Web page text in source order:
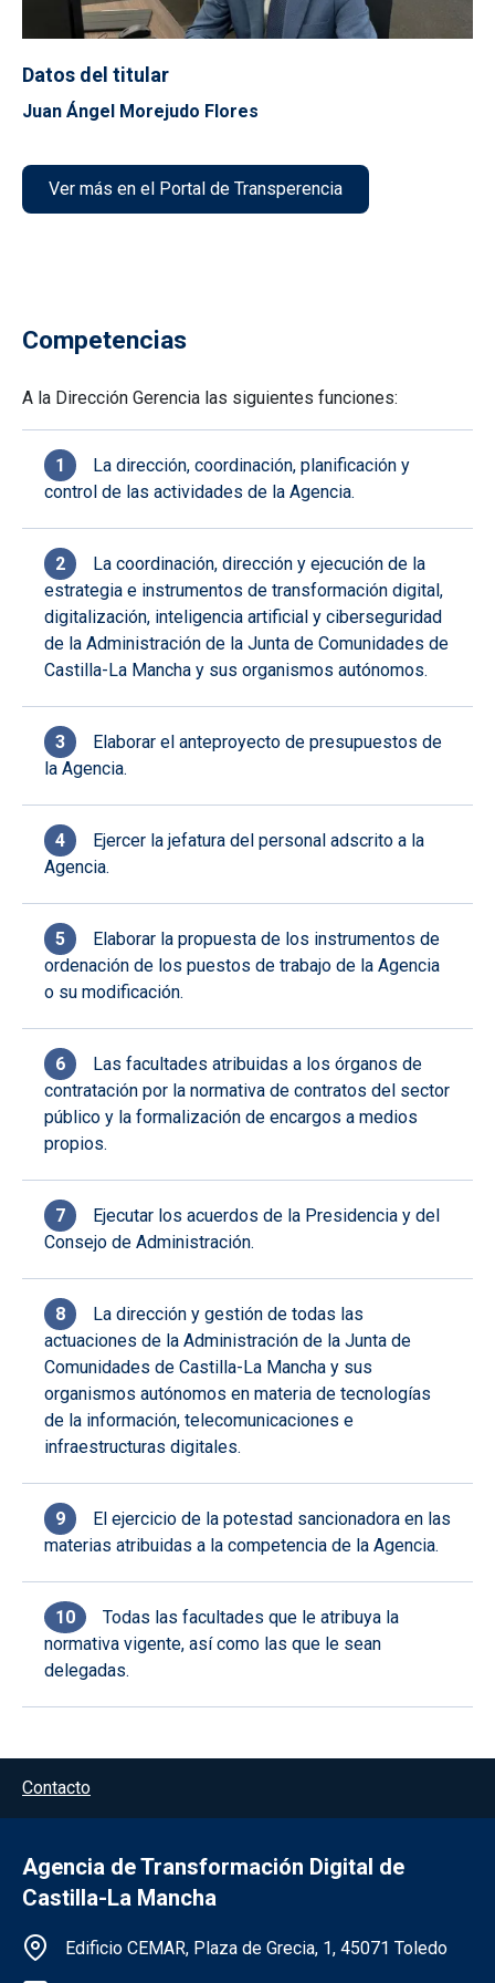
Datos del titular
Juan Ángel Morejudo Flores
Ver más en el Portal de Transperencia
Competencias
A la Dirección Gerencia las siguientes funciones:
La dirección, coordinación, planificación y
control de las actividades de la Agencia.
La coordinación, dirección y ejecución de la
estrategia e instrumentos de transformación digital,
digitalización, inteligencia artificial y ciberseguridad
de la Administración de la Junta de Comunidades de
Castilla-La Mancha y sus organismos autónomos.
Elaborar el anteproyecto de presupuestos de
la Agencia.
Ejercer la jefatura del personal adscrito a la
Agencia.
Elaborar la propuesta de los instrumentos de
ordenación de los puestos de trabajo de la Agencia
o su modificación.
Las facultades atribuidas a los órganos de
contratación por la normativa de contratos del sector
público y la formalización de encargos a medios
propios.
Ejecutar los acuerdos de la Presidencia y del
Consejo de Administración.
La dirección y gestión de todas las
actuaciones de la Administración de la Junta de
Comunidades de Castilla-La Mancha y sus
organismos autónomos en materia de tecnologías
de la información, telecomunicaciones e
infraestructuras digitales.
El ejercicio de la potestad sancionadora en las
materias atribuidas a la competencia de la Agencia.
Todas las facultades que le atribuya la
normativa vigente, así como las que le sean
delegadas.
Menú del pie
Contacto
Agencia de Transformación Digital de
Castilla-La Mancha
Información de la institución
Edificio CEMAR, Plaza de Grecia, 1, 45071 Toledo